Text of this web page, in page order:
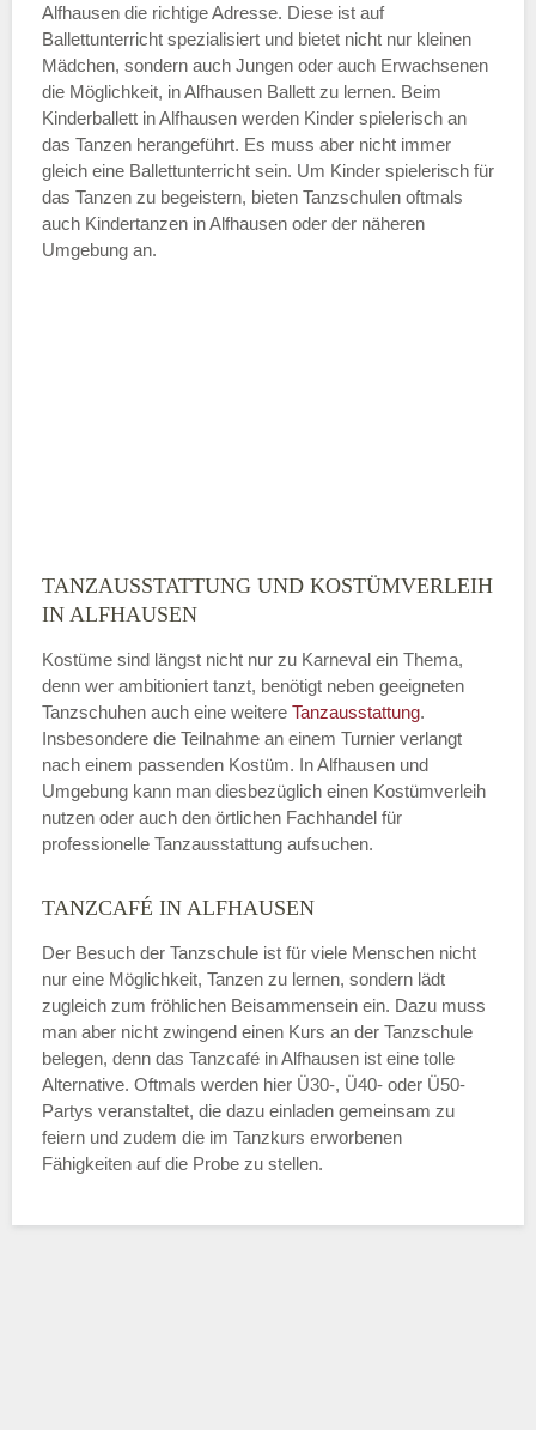
—
ÖFFNUNGSZEITEN HINZUFÜGEN
Samstag
Alfhausen die richtige Adresse. Diese ist auf
Ballettunterricht spezialisiert und bietet nicht nur kleinen
Mädchen, sondern auch Jungen oder auch Erwachsenen
die Möglichkeit, in Alfhausen Ballett zu lernen. Beim
Kinderballett in Alfhausen werden Kinder spielerisch an
das Tanzen herangeführt. Es muss aber nicht immer
gleich eine Ballettunterricht sein. Um Kinder spielerisch für
das Tanzen zu begeistern, bieten Tanzschulen oftmals
auch Kindertanzen in Alfhausen oder der näheren
Umgebung an.
TANZAUSSTATTUNG UND KOSTÜMVERLEIH
IN ALFHAUSEN
Kostüme sind längst nicht nur zu Karneval ein Thema,
denn wer ambitioniert tanzt, benötigt neben geeigneten
Tanzschuhen auch eine weitere Tanzausstattung.
Insbesondere die Teilnahme an einem Turnier verlangt
nach einem passenden Kostüm. In Alfhausen und
Umgebung kann man diesbezüglich einen Kostümverleih
nutzen oder auch den örtlichen Fachhandel für
professionelle Tanzausstattung aufsuchen.
TANZCAFÉ IN ALFHAUSEN
Der Besuch der Tanzschule ist für viele Menschen nicht
nur eine Möglichkeit, Tanzen zu lernen, sondern lädt
zugleich zum fröhlichen Beisammensein ein. Dazu muss
man aber nicht zwingend einen Kurs an der Tanzschule
belegen, denn das Tanzcafé in Alfhausen ist eine tolle
Alternative. Oftmals werden hier Ü30-, Ü40- oder Ü50-
Partys veranstaltet, die dazu einladen gemeinsam zu
feiern und zudem die im Tanzkurs erworbenen
Fähigkeiten auf die Probe zu stellen.